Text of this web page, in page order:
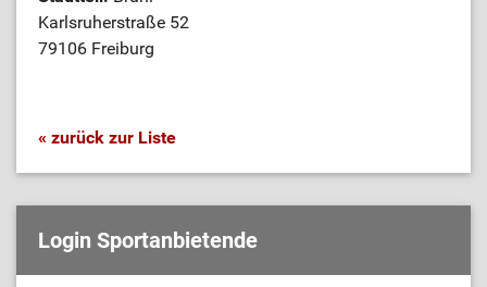
Karlsruherstraße 52
79106 Freiburg
« zurück zur Liste
Login Sportanbietende